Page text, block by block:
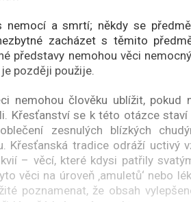
nemocí a smrtí; někdy se
zacházet s těmito
představy nemohou věci
později použije.
nemohou člověku ublížit, pokud
Křesťanství se k této otázce staví
zesnulých blízkých
Křesťanská tradice odráží uctivý
– věcí, které kdysi patřily
věci na úroveň ‚amuletů‘ nebo
poznamenat, že obsah